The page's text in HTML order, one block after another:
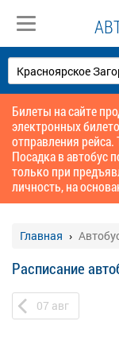
Билеты на сайте
электронных
отправления
Посадка в автобус
только при
личность, на
Главная
Расписание
07 авг